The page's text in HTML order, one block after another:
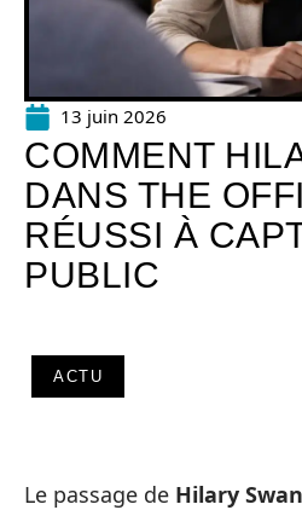
13 juin 2026
COMMENT
DANS THE
RÉUSSI À
PUBLIC
ACTU
Le passage de Hilary